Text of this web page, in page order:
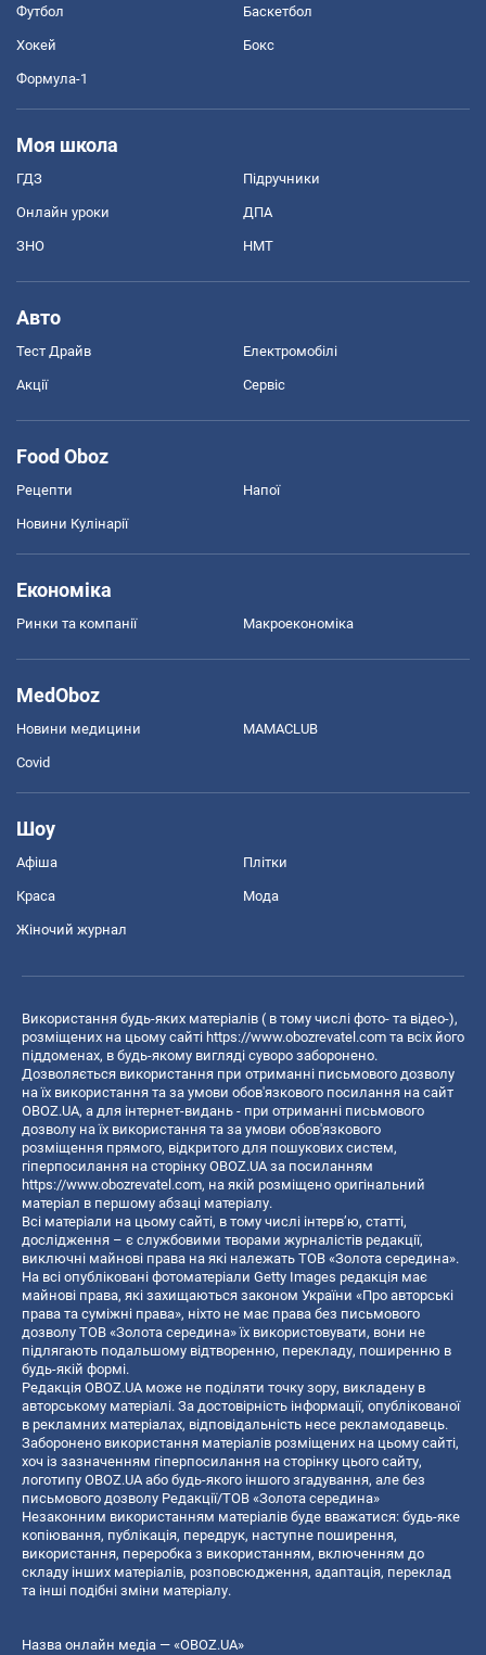
Футбол Баскетбол
Хокей Бокс
Формула-1
Моя школа
ГДЗ Підручники
Онлайн уроки ДПА
ЗНО НМТ
Авто
Тест Драйв Електромобілі
Акції Сервіс
Food Oboz
Рецепти Напої
Новини Кулінарії
Економіка
Ринки та компанії Макроекономіка
MedOboz
Новини медицини MAMACLUB
Covid
Шоу
Афіша Плітки
Краса Мода
Жіночий журнал
Використання будь-яких матеріалів ( в тому числі фото- та відео-),
розміщених на цьому сайті https://www.obozrevatel.com та всіх його
піддоменах, в будь-якому вигляді суворо заборонено.
Дозволяється використання при отриманні письмового дозволу
на їх використання та за умови обов'язкового посилання на сайт
OBOZ.UA, а для інтернет-видань - при отриманні письмового
дозволу на їх використання та за умови обов'язкового
розміщення прямого, відкритого для пошукових систем,
гіперпосилання на сторінку OBOZ.UA за посиланням
https://www.obozrevatel.com, на якій розміщено оригінальний
матеріал в першому абзаці матеріалу.
Всі матеріали на цьому сайті, в тому числі інтерв’ю, статті,
дослідження – є службовими творами журналістів редакції,
виключні майнові права на які належать ТОВ «Золота середина».
На всі опубліковані фотоматеріали Getty Images редакція має
майнові права, які захищаються законом України «Про авторські
права та суміжні права», ніхто не має права без письмового
дозволу ТОВ «Золота середина» їх використовувати, вони не
підлягають подальшому відтворенню, перекладу, поширенню в
будь-якій формі.
Редакція OBOZ.UA може не поділяти точку зору, викладену в
авторському матеріалі. За достовірність інформації, опублікованої
в рекламних матеріалах, відповідальність несе рекламодавець.
Заборонено використання матеріалів розміщених на цьому сайті,
хоч із зазначенням гіперпосилання на сторінку цього сайту,
логотипу OBOZ.UA або будь-якого іншого згадування, але без
письмового дозволу Редакції/ТОВ «Золота середина»
Незаконним використанням матеріалів буде вважатися: будь-яке
копiювання, публiкацiя, передрук, наступне поширення,
використання, переробка з використанням, включенням до
складу інших матеріалів, розповсюдження, адаптація, переклад
та інші подібні зміни матеріалу.
Назва онлайн медіа — «OBOZ.UA»